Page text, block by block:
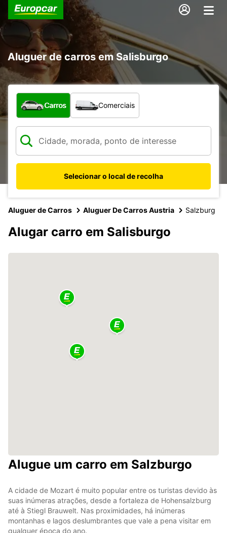
Aluguer de carros em Salisburgo
Que tipo de veículo pretende?
Carros Comerciais
Selecionar o local de recolha
Aluguer de Carros Aluguer De Carros Austria Salzburg
Alugar carro em Salisburgo
Alugue um carro em Salzburgo
A cidade de Mozart é muito popular entre os turistas devido às
suas inúmeras atrações, desde a fortaleza de Hohensalzburg
até à Stiegl Brauwelt. Nas proximidades, há inúmeras
montanhas e lagos deslumbrantes que vale a pena visitar em
qualquer época do ano.